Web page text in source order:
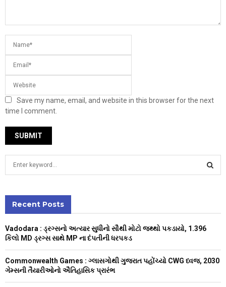
Save my name, email, and website in this browser for the next
time I comment.
h
o
C
Recent Posts
Vadodara : ડ્રગ્સનો અત્યાર સુધીનો સૌથી મોટો જથ્થો પકડાયો, 1.396
કિલો MD ડ્રગ્સ સાથે MP ના દંપતીની ધરપકડ
Commonwealth Games : ગ્લાસગોથી ગુજરાત પહોંચ્યો CWG ધ્વજ, 2030
ગેમ્સની તૈયારીઓનો ઐતિહાસિક પ્રારંભ